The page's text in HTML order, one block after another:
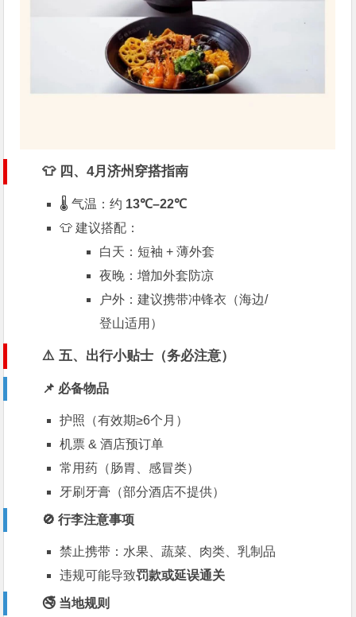
👕 四、4月济州穿搭指南
🌡️ 气温：约 13℃–22℃
👕 建议搭配：
白天：短袖 + 薄外套
夜晚：增加外套防凉
户外：建议携带冲锋衣（海边/
登山适用）
⚠️ 五、出行小贴士（务必注意）
📌 必备物品
护照（有效期≥6个月）
机票 & 酒店预订单
常用药（肠胃、感冒类）
牙刷牙膏（部分酒店不提供）
🚫 行李注意事项
禁止携带：水果、蔬菜、肉类、乳制品
违规可能导致罚款或延误通关
🚭 当地规则